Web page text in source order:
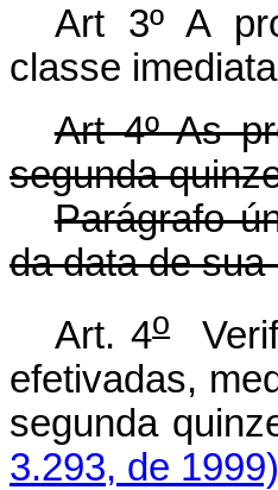
Art 3º A
classe
Art 4º As
segunda
Parágrafo
da data de sua
Art. 4o
efetivadas,
segunda
3.293, de 1999)